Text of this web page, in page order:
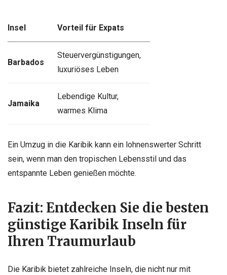
Insel Vorteil für Expats
Barbados
Steuervergünstigungen,
luxuriöses Leben
Jamaika
Lebendige Kultur,
warmes Klima
Ein Umzug in die Karibik kann ein lohnenswerter Schritt
sein, wenn man den tropischen Lebensstil und das
entspannte Leben genießen möchte.
Fazit: Entdecken Sie die besten
günstige Karibik Inseln für
Ihren Traumurlaub
Die Karibik bietet zahlreiche Inseln, die nicht nur mit